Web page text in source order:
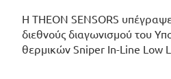
Η THEON SENSORS
διεθνούς διαγωνισμού του
θερμικών Sniper In-Line Low